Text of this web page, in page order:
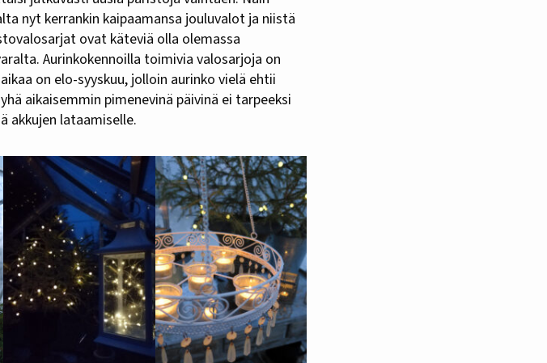
nyt kerrankin kaipaamansa jouluvalot ja niistä
ovat käteviä olla olemassa
Aurinkokennoilla toimivia valosarjoja on
on elo-syyskuu, jolloin aurinko vielä ehtii
aikaisemmin pimenevinä päivinä ei tarpeeksi
akkujen lataamiselle.